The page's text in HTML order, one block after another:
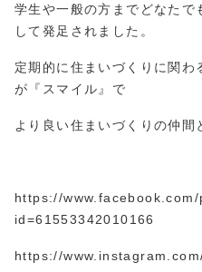
学生や一般の方までどなたで
して発足されました。
定期的に住まいづくりに関
が『スマイル』で
より良い住まいづくりの仲間
https://
id=61553342010166
https://